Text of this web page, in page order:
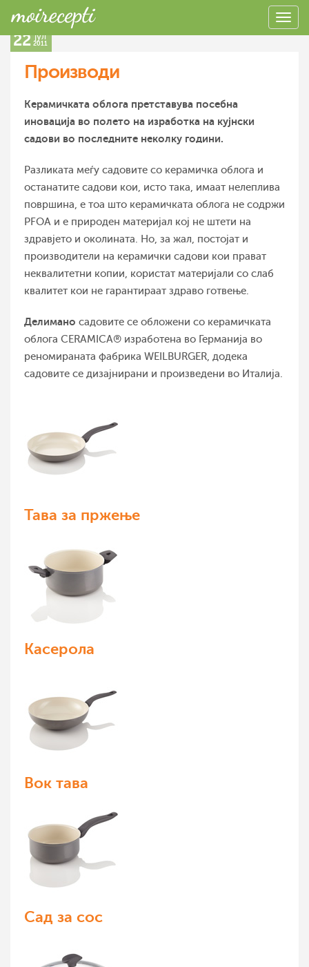
22 јул
2011
Производи
Керамичката облога претставува посебна
иновација во полето на изработка на кујнски
садови во последните неколку години.
Разликата меѓу садовите со керамичка облога и
останатите садови кои, исто така, имаат нелеплива
површина, е тоа што керамичката облога не содржи
PFОА и е природен материјал кој не штети на
здравјето и околината. Но, за жал, постојат и
производители на керамички садови кои прават
неквалитетни копии, користат материјали со слаб
квалитет кои не гарантираат здраво готвење.
Делимано садовите се обложени со керамичката
облога CERAMICA® изработена во Германија во
реномираната фабрика WEILBURGER, додека
садовите се дизајнирани и произведени во Италија.
Тава за пржење
Касерола
Вок тава
Сад за сос